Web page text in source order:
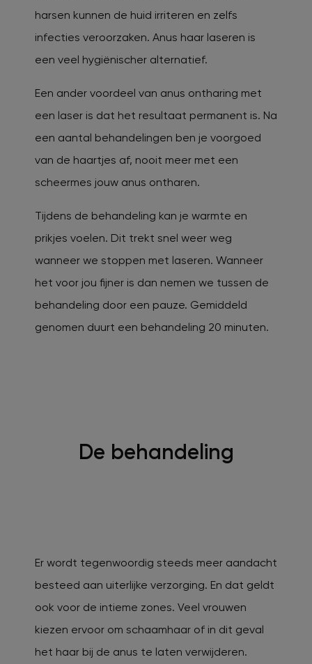
harsen kunnen de huid irriteren en zelfs
infecties veroorzaken. Anus haar laseren is
een veel hygiënischer alternatief.
Een ander voordeel van anus ontharing met
een laser is dat het resultaat permanent is. Na
een aantal behandelingen ben je voorgoed
van de haartjes af, nooit meer met een
scheermes jouw anus ontharen.
Tijdens de behandeling kan je warmte en
prikjes voelen. Dit trekt snel weer weg
wanneer we stoppen met laseren. Wanneer
het voor jou fijner is dan nemen we tussen de
behandeling door een pauze. Gemiddeld
genomen duurt een behandeling 20 minuten.
De behandeling
Er wordt tegenwoordig steeds meer aandacht
besteed aan uiterlijke verzorging. En dat geldt
ook voor de intieme zones. Veel vrouwen
kiezen ervoor om schaamhaar of in dit geval
het haar bij de anus te laten verwijderen.